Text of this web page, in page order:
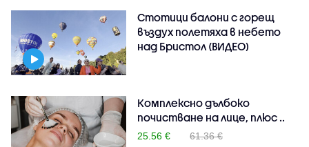
Стотици балони с горещ
въздух полетяха в небето
над Бристол (ВИДЕО)
Комплексно дълбоко
почистване на лице, плюс ..
25.56 €
61.36 €